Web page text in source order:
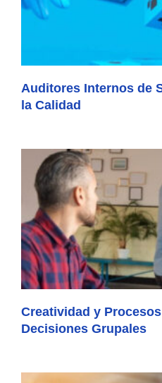
Auditores Internos de
la Calidad
Creatividad y
Decisiones Grupales